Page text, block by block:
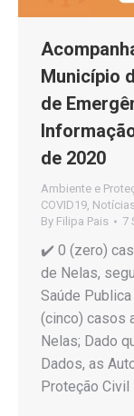
Município
de
de 2020
Ambiente e
COVID19
By Filipa Pais 7
✔️ 0 (zero)
de Nelas,
Saúde
(cinco) casos
Nelas; Dado
Dados, as
Proteção Civil